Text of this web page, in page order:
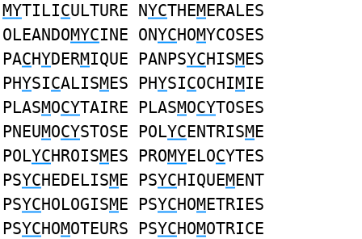
MYTILICULTURE NYCTHEMERALES
OLEANDOMYCINE ONYCHOMYCOSES
PACHYDERMIQUE PANPSYCHISMES
PHYSICALISMES PHYSICOCHIMIE
PLASMOCYTAIRE PLASMOCYTOSES
PNEUMOCYSTOSE POLYCENTRISME
POLYCHROISMES PROMYELOCYTES
PSYCHEDELISME PSYCHIQUEMENT
PSYCHOLOGISME PSYCHOMETRIES
PSYCHOMOTEURS PSYCHOMOTRICE